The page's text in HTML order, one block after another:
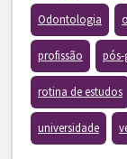
Odontologia
profissão
rotina de estudos
universidade